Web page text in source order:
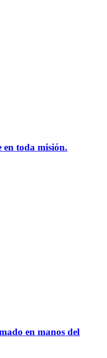
toda misión.
en manos del